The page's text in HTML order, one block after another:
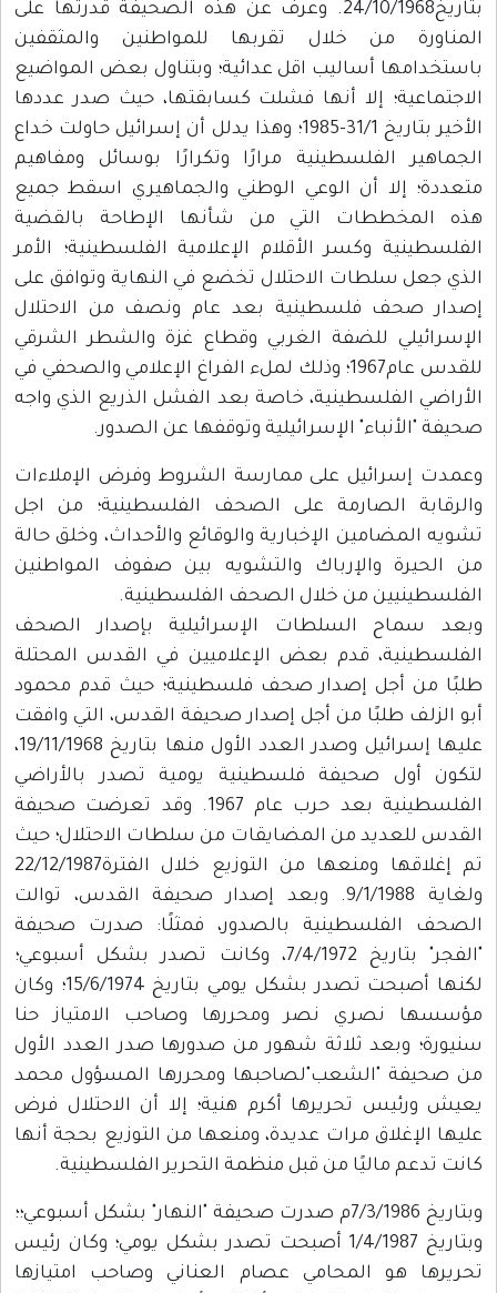
بتاريخ24/10/1968. وعرف عن هذه الصحيفة قدرتها على
المناورة من خلال تقربها للمواطنين والمثقفين
باستخدامها أساليب اقل عدائية؛ وبتناول بعض المواضيع
الاجتماعية؛ إلا أنها فشلت كسابقتها، حيث صدر عددها
الأخير بتاريخ 31/1-1985؛ وهذا يدلل أن إسرائيل حاولت خداع
الجماهير الفلسطينية مرارًا وتكرارًا بوسائل ومفاهيم
متعددة؛ إلا أن الوعي الوطني والجماهيري اسقط جميع
هذه المخططات التي من شأنها الإطاحة بالقضية
الفلسطينية وكسر الأقلام الإعلامية الفلسطينية؛ الأمر
الذي جعل سلطات الاحتلال تخضع في النهاية وتوافق على
إصدار صحف فلسطينية بعد عام ونصف من الاحتلال
الإسرائيلي للضفة الغربي وقطاع غزة والشطر الشرقي
للقدس عام1967؛ وذلك لملء الفراغ الإعلامي والصحفي في
الأراضي الفلسطينية، خاصة بعد الفشل الذريع الذي واجه
صحيفة "الأنباء" الإسرائيلية وتوقفها عن الصدور.
وعمدت إسرائيل على ممارسة الشروط وفرض الإملاءات
والرقابة الصارمة على الصحف الفلسطينية؛ من اجل
تشويه المضامين الإخبارية والوقائع والأحداث، وخلق حالة
من الحيرة والإرباك والتشويه بين صفوف المواطنين
الفلسطينيين من خلال الصحف الفلسطينية.
وبعد سماح السلطات الإسرائيلية بإصدار الصحف
الفلسطينية، قدم بعض الإعلاميين في القدس المحتلة
طلبًا من أجل إصدار صحف فلسطينية؛ حيث قدم محمود
أبو الزلف طلبًا من أجل إصدار صحيفة القدس، التي وافقت
عليها إسرائيل وصدر العدد الأول منها بتاريخ 19/11/1968،
لتكون أول صحيفة فلسطينية يومية تصدر بالأراضي
الفلسطينية بعد حرب عام 1967. وقد تعرضت صحيفة
القدس للعديد من المضايقات من سلطات الاحتلال؛ حيث
تم إغلاقها ومنعها من التوزيع خلال الفترة22/12/1987
ولغاية 9/1/1988. وبعد إصدار صحيفة القدس، توالت
الصحف الفلسطينية بالصدور، فمثلًا: صدرت صحيفة
"الفجر" بتاريخ 7/4/1972، وكانت تصدر بشكل أسبوعي؛
لكنها أصبحت تصدر بشكل يومي بتاريخ 15/6/1974؛ وكان
مؤسسها نصري نصر ومحررها وصاحب الامتياز حنا
سنيورة؛ وبعد ثلاثة شهور من صدورها صدر العدد الأول
من صحيفة "الشعب"لصاحبها ومحررها المسؤول محمد
يعيش ورئيس تحريرها أكرم هنية؛ إلا أن الاحتلال فرض
عليها الإغلاق مرات عديدة، ومنعها من التوزيع بحجة أنها
كانت تدعم ماليًا من قبل منظمة التحرير الفلسطينية.
وبتاريخ 7/3/1986م صدرت صحيفة "النهار" بشكل أسبوعي؛؛
وبتاريخ 1/4/1987 أصبحت تصدر بشكل يومي؛ وكان رئيس
تحريرها هو المحامي عصام العناني وصاحب امتيازها